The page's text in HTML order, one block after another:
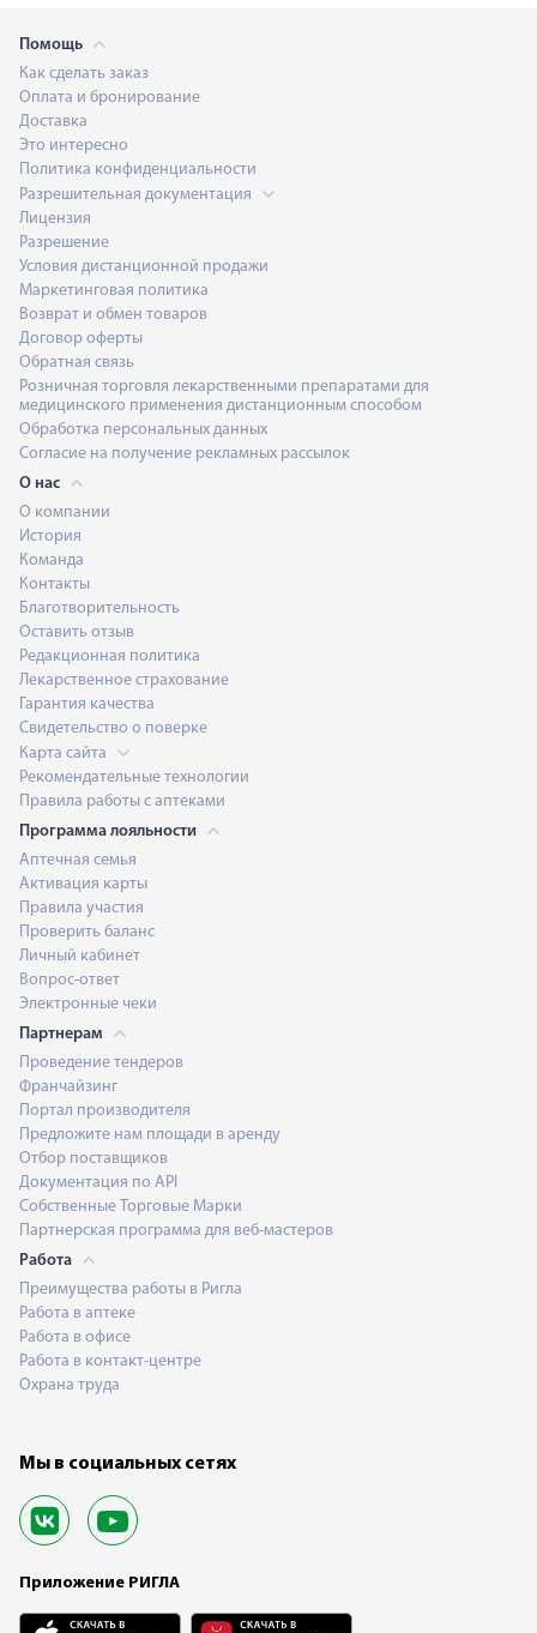
Помощь
Как сделать заказ
Оплата и бронирование
Доставка
Это интересно
Политика конфиденциальности
Разрешительная документация
Лицензия
Разрешение
Условия дистанционной продажи
Маркетинговая политика
Возврат и обмен товаров
Договор оферты
Обратная связь
Розничная торговля лекарственными препаратами для
медицинского применения дистанционным способом
Обработка персональных данных
Согласие на получение рекламных рассылок
О нас
О компании
История
Команда
Контакты
Благотворительность
Оставить отзыв
Редакционная политика
Лекарственное страхование
Гарантия качества
Свидетельство о поверке
Карта сайта
Рекомендательные технологии
Правила работы с аптеками
Программа лояльности
Аптечная семья
Активация карты
Правила участия
Проверить баланс
Личный кабинет
Вопрос-ответ
Электронные чеки
Партнерам
Проведение тендеров
Франчайзинг
Портал производителя
Предложите нам площади в аренду
Отбор поставщиков
Документация по API
Собственные Торговые Марки
Партнерская программа для веб-мастеров
Работа
Преимущества работы в Ригла
Работа в аптеке
Работа в офисе
Работа в контакт-центре
Охрана труда
Мы в социальных сетях
Приложение РИГЛА